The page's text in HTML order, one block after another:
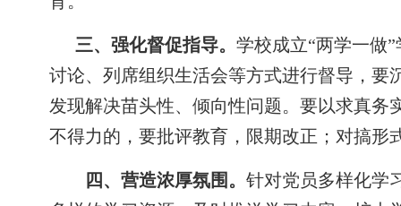
三、强化督促指导。 学校成立“两学一做
讨论、列席组织生活会等方式进行督导，要
发现解决苗头性、倾向性问题。要以求真
不得力的，要批评教育，限期改正；对搞形
四、营造浓厚氛围。针对党员多样化学